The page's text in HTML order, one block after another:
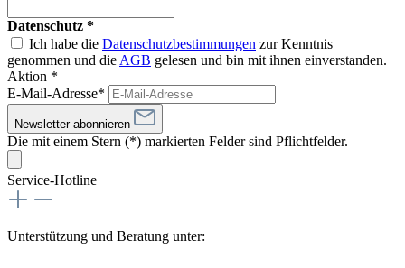
Datenschutz *
Ich habe die Datenschutzbestimmungen zur Kenntnis
genommen und die AGB gelesen und bin mit ihnen einverstanden.
Aktion *
E-Mail-Adresse*
Newsletter abonnieren
Die mit einem Stern (*) markierten Felder sind Pflichtfelder.
Service-Hotline
Unterstützung und Beratung unter: